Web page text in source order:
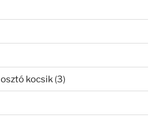
kocsik (3)